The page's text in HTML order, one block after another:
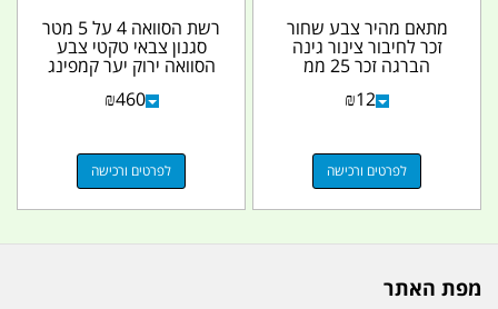
מתאם מהיר צבע שחור
זכר לחיבור צינור גינה
הברגה זכר 25 ממ
₪12
לפרטים ורכישה
רשת הסוואה 4 על 5 מטר
סגנון צבאי טקטי צבע
הסוואה ירוק יער קמפינג
לייף
₪460
לפרטים ורכישה
מפת האתר